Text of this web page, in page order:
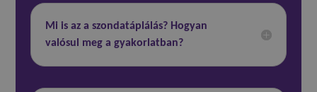
Mi is az a szondatáplálás? Hogyan
valósul meg a gyakorlatban?